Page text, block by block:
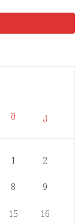
შ კ
1 2
8 9
15 16